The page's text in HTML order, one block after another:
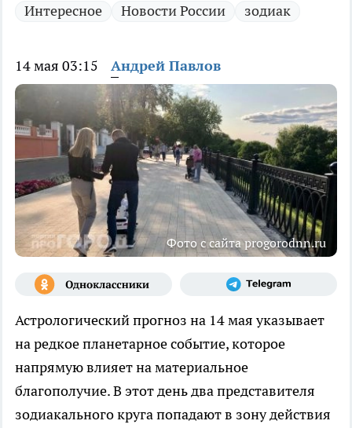
Интересное
Новости России зодиак
14 мая 03:15 Андрей Павлов
Фото с сайта progorodnn.ru
Астрологический прогноз на 14 мая указывает
на редкое планетарное событие, которое
напрямую влияет на материальное
благополучие. В этот день два представителя
зодиакального круга попадают в зону действия